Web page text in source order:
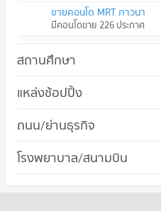
ขายคอนโด MRT ภาวนา
มีคอนโดขาย 226 ประกาศ
สถานศึกษา
คอนโด ม.ราชภัฏจันทรเกษม
คอนโดให้เช่า ม.ราชภัฏจันทรเกษม
ขายคอนโด ม.ราชภัฏจันทรเกษม
แหล่งช้อปปิ้ง
คอนโด บิ๊กซี เอ็กซ์ตร้า ลาดพร้าว
คอนโดให้เช่า บิ๊กซี เอ็กซ์ตร้า ลาดพร้าว
ถนน/ย่านธุรกิจ
คอนโด เขตห้วยขวาง
คอนโดให้เช่า เขตห้วยขวาง
โรงพยาบาล/สนามบิน
คอนโด รพ.เปาโล โชคชัย 4